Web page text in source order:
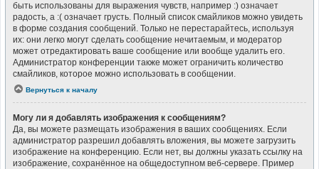
быть использованы для выражения чувств, например :) означает
радость, а :( означает грусть. Полный список смайликов можно увидеть
в форме создания сообщений. Только не перестарайтесь, используя
их: они легко могут сделать сообщение нечитаемым, и модератор
может отредактировать ваше сообщение или вообще удалить его.
Администратор конференции также может ограничить количество
смайликов, которое можно использовать в сообщении.
Вернуться к началу
Могу ли я добавлять изображения к сообщениям?
Да, вы можете размещать изображения в ваших сообщениях. Если
администратор разрешил добавлять вложения, вы можете загрузить
изображение на конференцию. Если нет, вы должны указать ссылку на
изображение, сохранённое на общедоступном веб-сервере. Пример